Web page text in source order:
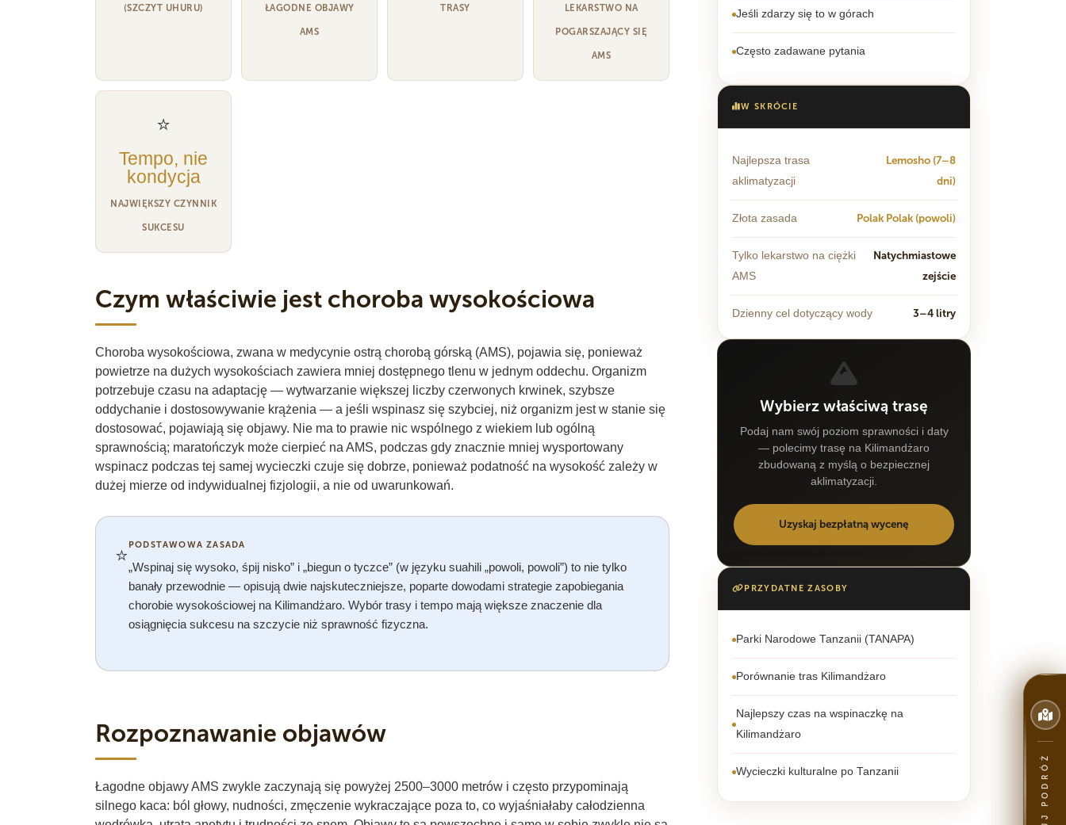
(SZCZYT UHURU) ŁAGODNE OBJAWY
AMS
TRASY LEKARSTWO NA
POGARSZAJĄCY SIĘ
AMS
⭐
Tempo, nie
kondycja
NAJWIĘKSZY CZYNNIK
SUKCESU
Czym właściwie jest choroba wysokościowa
Choroba wysokościowa, zwana w medycynie ostrą chorobą górską (AMS), pojawia się, ponieważ
powietrze na dużych wysokościach zawiera mniej dostępnego tlenu w jednym oddechu. Organizm
potrzebuje czasu na adaptację — wytwarzanie większej liczby czerwonych krwinek, szybsze
oddychanie i dostosowywanie krążenia — a jeśli wspinasz się szybciej, niż organizm jest w stanie się
dostosować, pojawiają się objawy. Nie ma to prawie nic wspólnego z wiekiem lub ogólną
sprawnością; maratończyk może cierpieć na AMS, podczas gdy znacznie mniej wysportowany
wspinacz podczas tej samej wycieczki czuje się dobrze, ponieważ podatność na wysokość zależy w
dużej mierze od indywidualnej fizjologii, a nie od uwarunkowań.
⭐PODSTAWOWA ZASADA
„Wspinaj się wysoko, śpij nisko” i „biegun o tyczce” (w języku suahili „powoli, powoli”) to nie tylko
banały przewodnie — opisują dwie najskuteczniejsze, poparte dowodami strategie zapobiegania
chorobie wysokościowej na Kilimandżaro. Wybór trasy i tempo mają większe znaczenie dla
osiągnięcia sukcesu na szczycie niż sprawność fizyczna.
Rozpoznawanie objawów
Łagodne objawy AMS zwykle zaczynają się powyżej 2500–3000 metrów i często przypominają
silnego kaca: ból głowy, nudności, zmęczenie wykraczające poza to, co wyjaśniałaby całodzienna
Jeśli zdarzy się to w górach
Często zadawane pytania
W SKRÓCIE
Najlepsza trasa
aklimatyzacji
Lemosho (7–8
dni)
Złota zasada Polak Polak (powoli)
Tylko lekarstwo na ciężki
AMS
Natychmiastowe
zejście
Dzienny cel dotyczący wody 3–4 litry
Wybierz właściwą trasę
Podaj nam swój poziom sprawności i daty
— polecimy trasę na Kilimandżaro
zbudowaną z myślą o bezpiecznej
aklimatyzacji.
Uzyskaj bezpłatną wycenę
PRZYDATNE ZASOBY
Parki Narodowe Tanzanii (TANAPA)
Porównanie tras Kilimandżaro
Najlepszy czas na wspinaczkę na
Kilimandżaro
Wycieczki kulturalne po Tanzanii